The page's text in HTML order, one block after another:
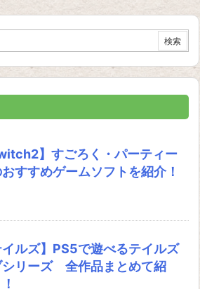
】すごろく・パーティー
すすめゲームソフトを紹介！
イルズ】PS5で遊べるテイルズ
シリーズ 全作品まとめて紹